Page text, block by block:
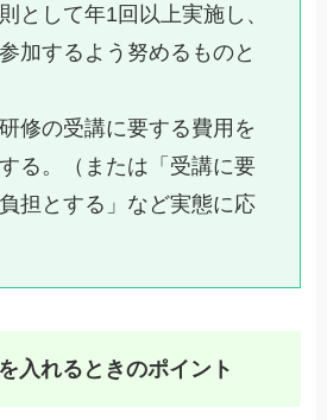
として年1回以上実施し、
加するよう努めるものと
修の受講に要する費用を
る。（または「受講に要
担とする」など実態に応
入れるときのポイント